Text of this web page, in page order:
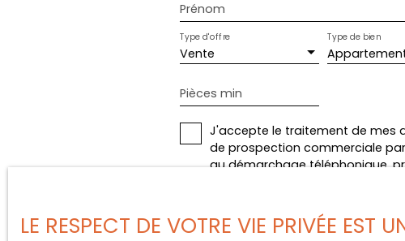
Prénom
Vente
Type d'offre Type de bien
Pièces min
J'accepte le traitement de mes
de prospection commerciale
au démarchage téléphonique,
Société Worldline, Service Bloctel,
LE RESPECT DE VOTRE VIE PRIVÉE EST